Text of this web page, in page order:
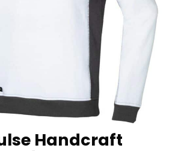
Handcraft